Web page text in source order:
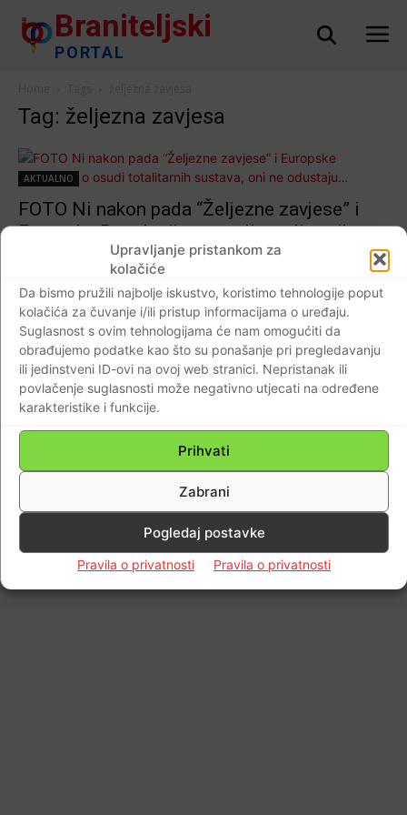
Upravljanje pristankom za
kolačiće
Da bismo pružili najbolje iskustvo, koristimo tehnologije poput
kolačića za čuvanje i/ili pristup informacijama o uređaju.
Suglasnost s ovim tehnologijama će nam omogućiti da
obrađujemo podatke kao što su ponašanje pri pregledavanju
ili jedinstveni ID-ovi na ovoj web stranici. Nepristanak ili
povlačenje suglasnosti može negativno utjecati na određene
karakteristike i funkcije.
Prihvati
Zabrani
Pogledaj postavke
Pravila o privatnosti Pravila o privatnosti
Braniteljski
PORTAL
Tag: željezna zavjesa
AKTUALNO
FOTO Ni nakon pada “Željezne zavjese” i
Europske Rezolucije o osudi totalitarnih
sustava, oni ne odustaju…
Impressum Kontaktirajte nas Pravila o privatnosti
© Newspaper WordPress Theme by TagDiv